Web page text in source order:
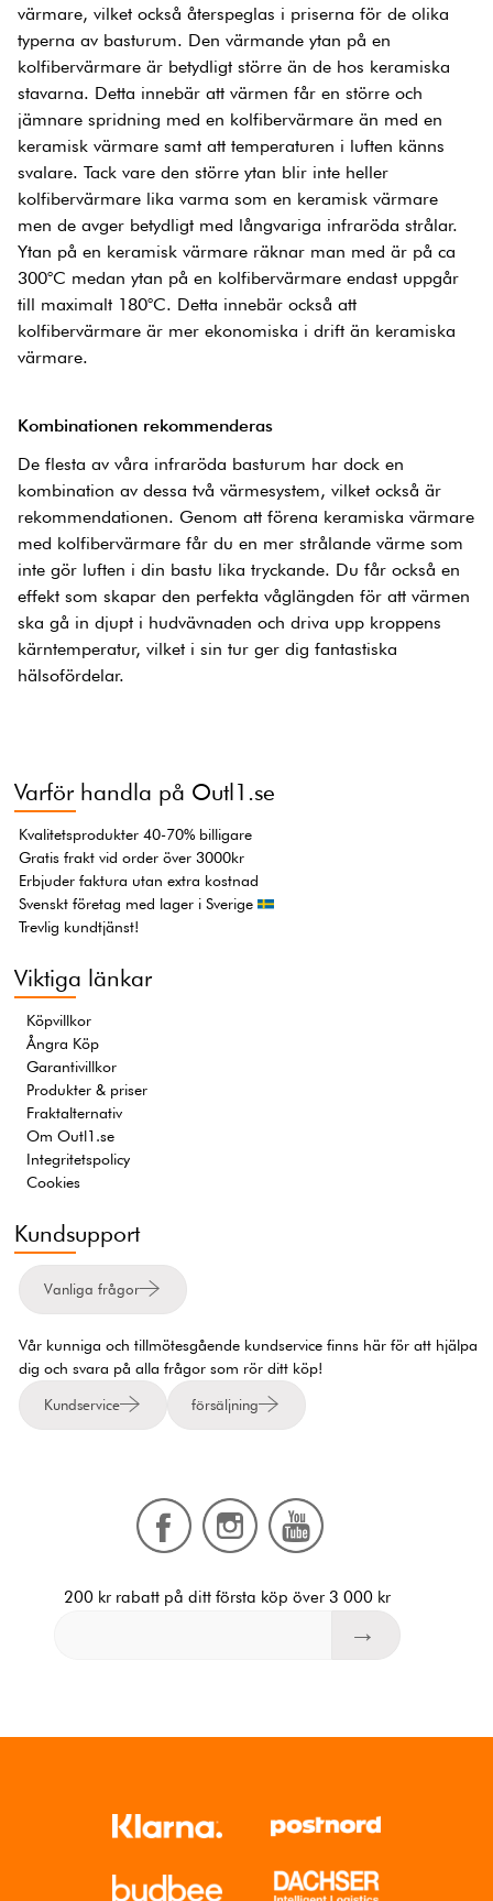
värmare, vilket också återspeglas i priserna för de olika
typerna av basturum. Den värmande ytan på en
kolfibervärmare är betydligt större än de hos keramiska
stavarna. Detta innebär att värmen får en större och
jämnare spridning med en kolfibervärmare än med en
keramisk värmare samt att temperaturen i luften känns
svalare. Tack vare den större ytan blir inte heller
kolfibervärmare lika varma som en keramisk värmare
men de avger betydligt med långvariga infraröda strålar.
Ytan på en keramisk värmare räknar man med är på ca
300°C medan ytan på en kolfibervärmare endast uppgår
till maximalt 180°C. Detta innebär också att
kolfibervärmare är mer ekonomiska i drift än keramiska
värmare.
Kombinationen rekommenderas
De flesta av våra infraröda basturum har dock en
kombination av dessa två värmesystem, vilket också är
rekommendationen. Genom att förena keramiska värmare
med kolfibervärmare får du en mer strålande värme som
inte gör luften i din bastu lika tryckande. Du får också en
effekt som skapar den perfekta våglängden för att värmen
ska gå in djupt i hudvävnaden och driva upp kroppens
kärntemperatur, vilket i sin tur ger dig fantastiska
hälsofördelar.
Varför handla på Outl1.se
Kvalitetsprodukter 40-70% billigare
Gratis frakt vid order över 3000kr
Erbjuder faktura utan extra kostnad
Svenskt företag med lager i Sverige
Trevlig kundtjänst!
Viktiga länkar
Köpvillkor
Ångra Köp
Garantivillkor
Produkter & priser
Fraktalternativ
Om Outl1.se
Integritetspolicy
Cookies
Kundsupport
Vanliga frågor
Vår kunniga och tillmötesgående kundservice finns här för att hjälpa
dig och svara på alla frågor som rör ditt köp!
Kundservice försäljning
200 kr rabatt på ditt första köp över 3 000 kr